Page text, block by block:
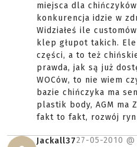
miejsca dla
konkurencja idzie w
Widziałeś ile
klep głupot takich.
części, a to też
prawda, jak są już
WOCów, to nie wiem
bazie chińczyka ma
plastik body, AGM ma
fakt to fakt, rozwój
Jackall3727-05-2010 @